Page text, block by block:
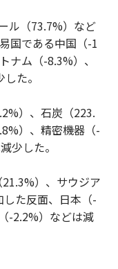
ル（73.7%）など
国である中国（-1
ナム（-8.3%）、
た。
）、石炭（223.
）、精密機器（-
少した。
）、サウジア
た反面、日本（-
-2.2%）などは減